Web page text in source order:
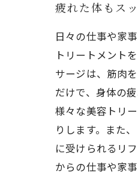
疲れた体もス
日々の仕事や家
トリートメント
サージは、筋肉
だけで、身体の
様々な美容トリ
りします。また
に受けられるリ
からの仕事や家